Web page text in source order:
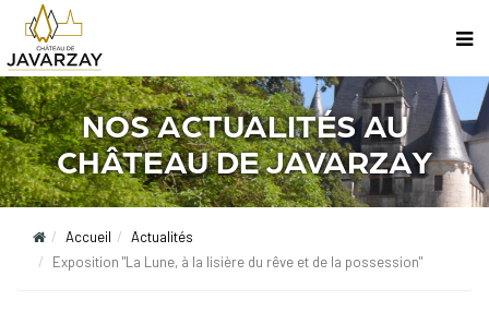
NOS ACTUALITÉS AU
CHÂTEAU DE JAVARZAY
Accueil
Actualités
Exposition "La Lune, à la lisière du rêve et de la possession"